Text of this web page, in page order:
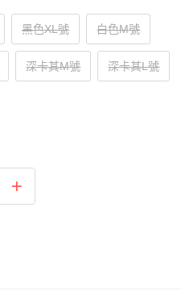
黑色XL號 白色M號
深卡其M號 深卡其L號